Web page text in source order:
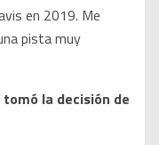
en 2019. Me
pista muy
la decisión de